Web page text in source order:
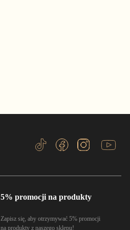
5% promocji na produkty
Zapisz się, aby otrzymywać 5% promocji
na produkty z naszego sklepu!